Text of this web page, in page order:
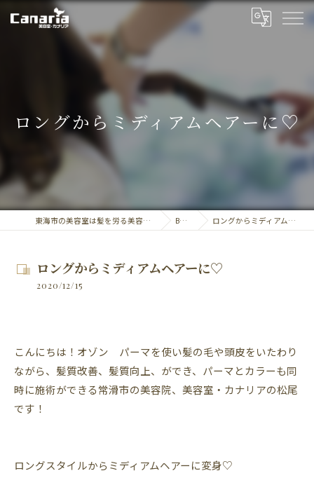
ロングからミディアムヘアーに♡
東海市の美容室は髪を労る美容室・カナリア BLOG ロングからミディアムヘアーに♡
ロングからミディアムヘアーに♡
2020/12/15
こんにちは！オゾン パーマを使い髪の毛や頭皮をいたわり
ながら、髪質改善、髪質向上、ができ、パーマとカラーも同
時に施術ができる常滑市の美容院、美容室・カナリアの松尾
です！
ロングスタイルからミディアムヘアーに変身♡